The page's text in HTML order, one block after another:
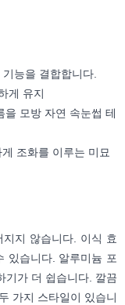
능을 결합합니다.
게 유지
모방 자연 속눈썹 테
조화를 이루는 미묘
지 않습니다. 이식 효
있습니다. 알루미늄 포
기가 더 쉽습니다. 깔끔
가지 스타일이 있습니